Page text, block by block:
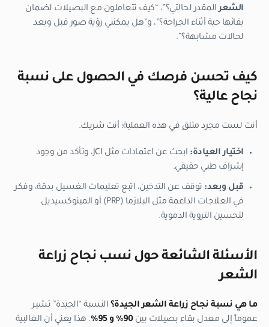
الشعرالمقدر لحالتي؟”، “كيف تتعاملون مع البصيلات لضمان
بقائها حية أثناء الجراحة؟”، و”هل يمكنني رؤية صور قبل وبعد
لحالات مشابهة؟”.
كيف تحسن فرصك في الحصول على نسبة
نجاح عالية؟
أنت لست مجرد متلقٍ في هذه العملية؛ أنت شريك.
اختيار العيادة:
ابحث عن اعتمادات مثل JCI، وتأكد من وجود
إشراف طبي حقيقي.
قبل وبعد: توقف عن التدخين، اتبع تعليمات الغسيل بدقة، وفكر
في العلاجات الداعمة مثل البلازما (PRP) أو المينوكسيديل
لتحسين التروية الدموية.
الأسئلة الشائعة حول نسب نجاح زراعة
الشعر
ما هي نسبة نجاح زراعة الشعر الجيدة؟ النسبة “الجيدة” تشير
عموماً إلى معدل بقاء بصيلات بين90% و 95% . هذا يعني أن الغالبية